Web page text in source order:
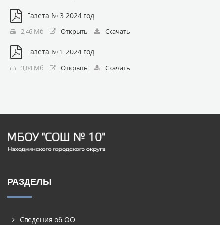
Газета № 3 2024 год
2,46 Мб Открыть Скачать
Газета № 1 2024 год
3,04 Мб Открыть Скачать
РАЗДЕЛЫ
Сведения об ОО